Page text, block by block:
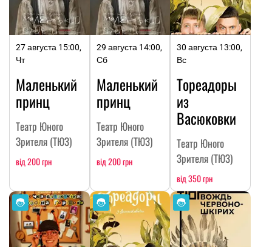
27 августа 15:00,
Чт
Маленький
принц
Театр Юного
Зрителя (ТЮЗ)
від 200 грн
29 августа 14:00,
Сб
Маленький
принц
Театр Юного
Зрителя (ТЮЗ)
від 200 грн
30 августа 13:00,
Вс
Тореадоры
из
Васюковки
Театр Юного
Зрителя (ТЮЗ)
від 350 грн